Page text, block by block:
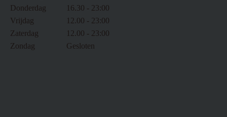
Donderdag
16.30 - 23:00
Vrijdag
12.00 - 23:00
Zaterdag
12.00 - 23:00
Zondag
Gesloten